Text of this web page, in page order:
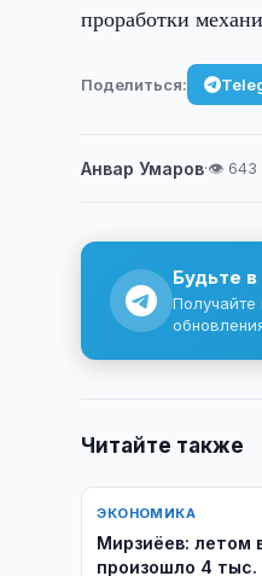
проработки
Поделиться:
Анвар Умаров·👁 643
Будьте
Читайте также
ЭКОНОМИКА
Мирзиёев: летом
произошло 4 тыс.